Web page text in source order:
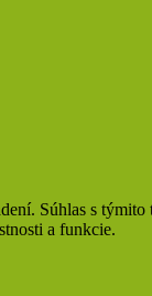
Súhlas s
a funkcie.